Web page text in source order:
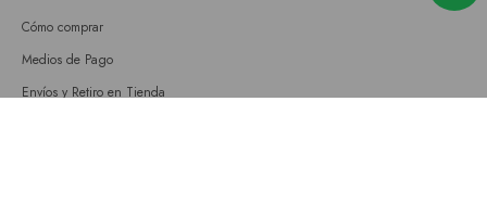
Cómo comprar
Medios de Pago
Envíos y Retiro en Tienda